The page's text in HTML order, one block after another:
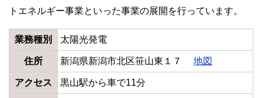
トエネルギー事業といった事業の展開を行っています。
業務種別 太陽光発電
住所 新潟県新潟市北区笹山東１７ 地図
アクセス 黒山駅から車で11分